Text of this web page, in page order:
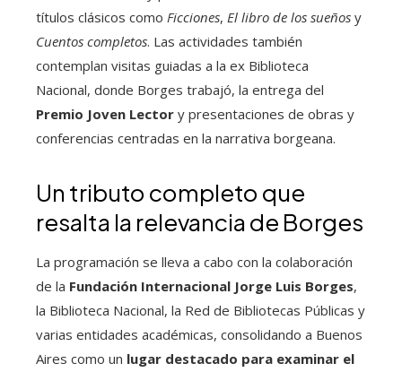
títulos clásicos como Ficciones, El libro de los sueños y
Cuentos completos. Las actividades también
contemplan visitas guiadas a la ex Biblioteca
Nacional, donde Borges trabajó, la entrega del
Premio Joven Lector y presentaciones de obras y
conferencias centradas en la narrativa borgeana.
Un tributo completo que
resalta la relevancia de Borges
La programación se lleva a cabo con la colaboración
de la Fundación Internacional Jorge Luis Borges,
la Biblioteca Nacional, la Red de Bibliotecas Públicas y
varias entidades académicas, consolidando a Buenos
Aires como un lugar destacado para examinar el